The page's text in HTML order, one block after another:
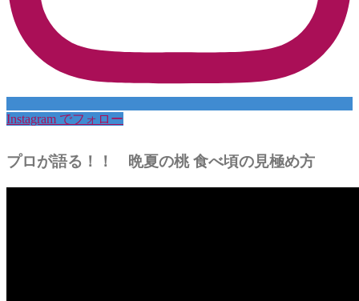
Instagram でフォロー
プロが語る！！ 晩夏の桃 食べ頃の見極め方